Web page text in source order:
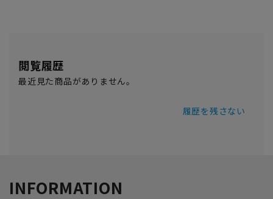
閲覧履歴
最近見た商品がありません。
履歴を残さない
INFORMATION